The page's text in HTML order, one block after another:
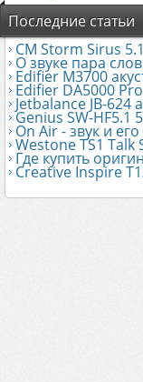
Последние статьи
CM Storm Sirus
О звуке пара
Edifier М3700
Edifier DA5000
Jetbalance JB-624
Genius SW-HF5.1
On Air - звук и его
Westone TS1 Talk
Где купить
Creative Inspire